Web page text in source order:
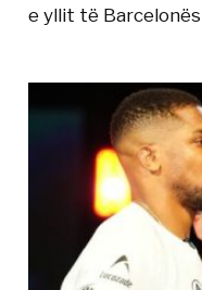
e yllit të Barcelonës